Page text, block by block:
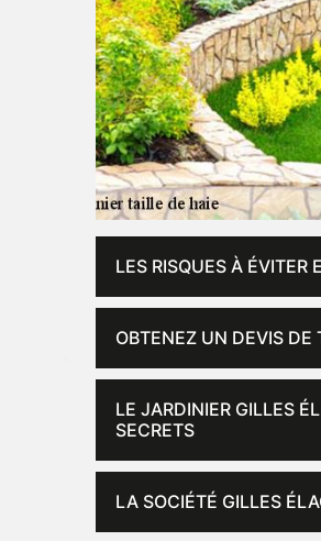
LES RISQUES À ÉVITER
OBTENEZ UN DEVIS DE
LE JARDINIER GILLES
SECRETS
LA SOCIÉTÉ GILLES